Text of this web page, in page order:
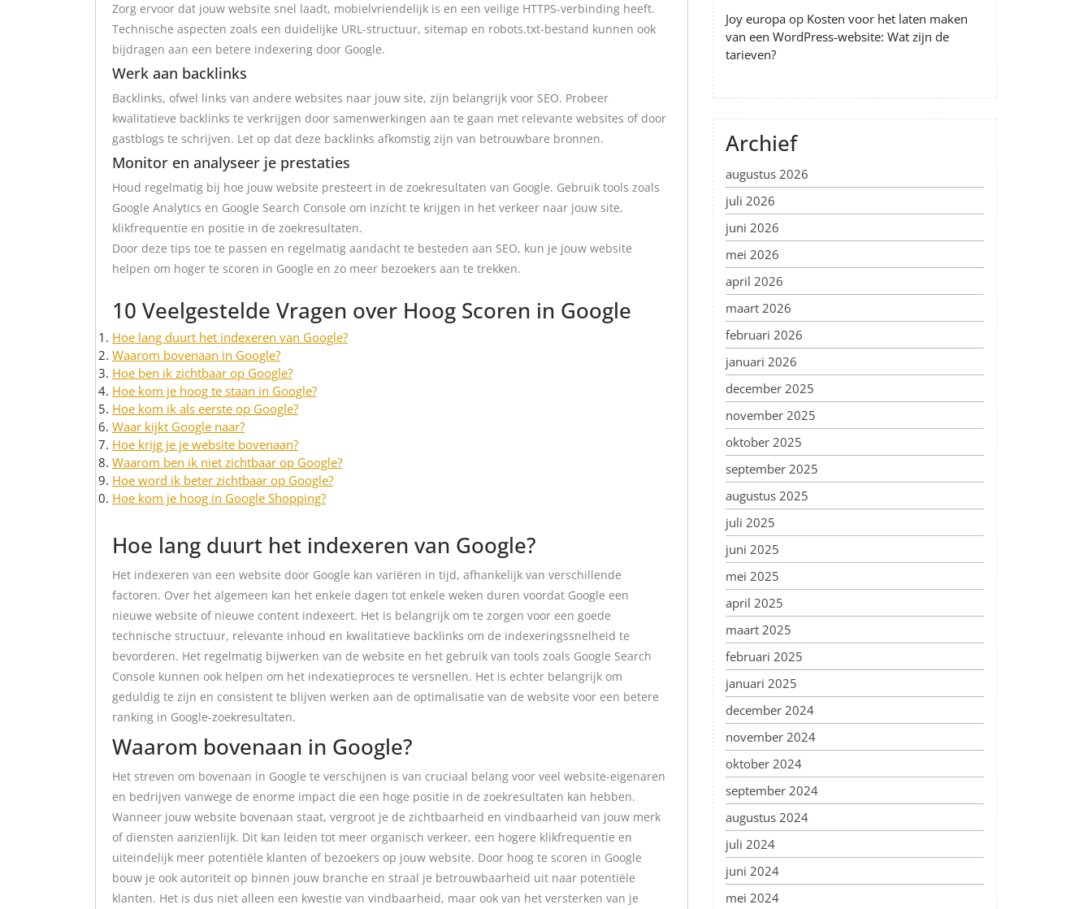
Zorg ervoor dat jouw website snel laadt, mobielvriendelijk is en een veilige HTTPS-verbinding heeft.
Technische aspecten zoals een duidelijke URL-structuur, sitemap en robots.txt-bestand kunnen ook
bijdragen aan een betere indexering door Google.
Werk aan backlinks
Backlinks, ofwel links van andere websites naar jouw site, zijn belangrijk voor SEO. Probeer
kwalitatieve backlinks te verkrijgen door samenwerkingen aan te gaan met relevante websites of door
gastblogs te schrijven. Let op dat deze backlinks afkomstig zijn van betrouwbare bronnen.
Monitor en analyseer je prestaties
Houd regelmatig bij hoe jouw website presteert in de zoekresultaten van Google. Gebruik tools zoals
Google Analytics en Google Search Console om inzicht te krijgen in het verkeer naar jouw site,
klikfrequentie en positie in de zoekresultaten.
Door deze tips toe te passen en regelmatig aandacht te besteden aan SEO, kun je jouw website
helpen om hoger te scoren in Google en zo meer bezoekers aan te trekken.
10 Veelgestelde Vragen over Hoog Scoren in Google
Hoe lang duurt het indexeren van Google?
Waarom bovenaan in Google?
Hoe ben ik zichtbaar op Google?
Hoe kom je hoog te staan in Google?
Hoe kom ik als eerste op Google?
Waar kijkt Google naar?
Hoe krijg je je website bovenaan?
Waarom ben ik niet zichtbaar op Google?
Hoe word ik beter zichtbaar op Google?
Hoe kom je hoog in Google Shopping?
Hoe lang duurt het indexeren van Google?
Het indexeren van een website door Google kan variëren in tijd, afhankelijk van verschillende
factoren. Over het algemeen kan het enkele dagen tot enkele weken duren voordat Google een
nieuwe website of nieuwe content indexeert. Het is belangrijk om te zorgen voor een goede
technische structuur, relevante inhoud en kwalitatieve backlinks om de indexeringssnelheid te
bevorderen. Het regelmatig bijwerken van de website en het gebruik van tools zoals Google Search
Console kunnen ook helpen om het indexatieproces te versnellen. Het is echter belangrijk om
geduldig te zijn en consistent te blijven werken aan de optimalisatie van de website voor een betere
ranking in Google-zoekresultaten.
Waarom bovenaan in Google?
Het streven om bovenaan in Google te verschijnen is van cruciaal belang voor veel website-eigenaren
en bedrijven vanwege de enorme impact die een hoge positie in de zoekresultaten kan hebben.
Wanneer jouw website bovenaan staat, vergroot je de zichtbaarheid en vindbaarheid van jouw merk
of diensten aanzienlijk. Dit kan leiden tot meer organisch verkeer, een hogere klikfrequentie en
uiteindelijk meer potentiële klanten of bezoekers op jouw website. Door hoog te scoren in Google
bouw je ook autoriteit op binnen jouw branche en straal je betrouwbaarheid uit naar potentiële
klanten. Het is dus niet alleen een kwestie van vindbaarheid, maar ook van het versterken van je
Joy europa op Kosten voor het laten maken
van een WordPress-website: Wat zijn de
tarieven?
Archief
augustus 2026
juli 2026
juni 2026
mei 2026
april 2026
maart 2026
februari 2026
januari 2026
december 2025
november 2025
oktober 2025
september 2025
augustus 2025
juli 2025
juni 2025
mei 2025
april 2025
maart 2025
februari 2025
januari 2025
december 2024
november 2024
oktober 2024
september 2024
augustus 2024
juli 2024
juni 2024
mei 2024